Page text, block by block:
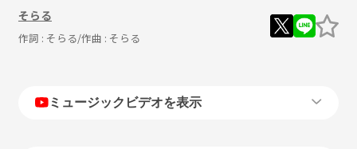
そらる
作詞 : そらる/作曲 : そらる
ミュージックビデオを表示